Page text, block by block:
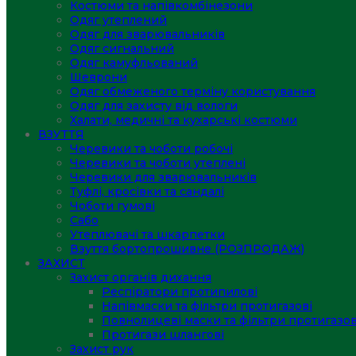
Костюми та напівкомбінезони
Одяг утеплений
Одяг для зварювальників
Одяг сигнальний
Одяг камуфльований
Шеврони
Одяг обмеженого терміну користування
Одяг для захисту від вологи
Халати, медичні та кухарські костюми
ВЗУТТЯ
Черевики та чоботи робочі
Черевики та чоботи утеплені
Черевики для зварювальників
Туфлі, кросівки та сандалі
Чоботи гумові
Сабо
Утеплювачі та шкарпетки
Взуття бортопрошивне (РОЗПРОДАЖ)
ЗАХИСТ
Захист органів дихання
Респіратори протипилові
Напівмаски та фільтри протигазові
Повнолицеві маски та фільтри
Протигази шлангові
Захист рук